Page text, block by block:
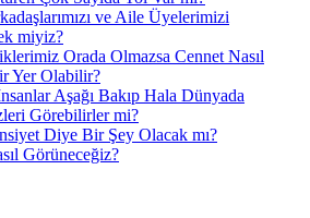
ve Aile Üyelerimizi
miyiz?
Orada Olmazsa Cennet Nasıl
Yer Olabilir?
Aşağı Bakıp Hala Dünyada
Görebilirler mi?
Diye Bir Şey Olacak mı?
Görüneceğiz?